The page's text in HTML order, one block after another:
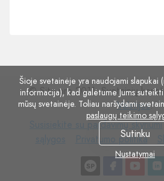
© Site.pro 2011. Svetainių
Valstijos.
Susisiekite su pardavimų skyriumi
Privatumo politika
Šioje svetainėje yra naudojami slapukai
informacija), kad galėtume Jums
mūsų svetainėje. Toliau naršydami
paslaugų teikimo
Sutinku
Nustatymai